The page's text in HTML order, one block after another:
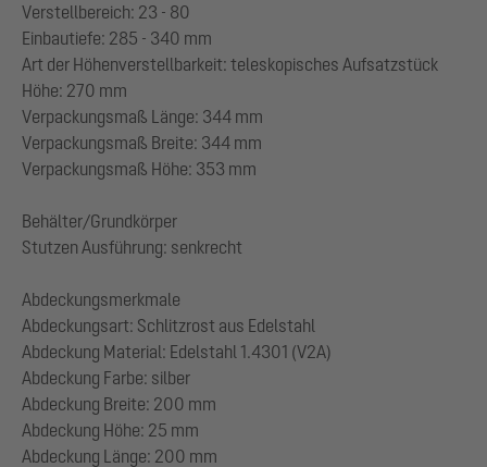
Verstellbereich: 23 - 80
Einbautiefe: 285 - 340 mm
Art der Höhenverstellbarkeit: teleskopisches Aufsatzstück
Höhe: 270 mm
Verpackungsmaß Länge: 344 mm
Verpackungsmaß Breite: 344 mm
Verpackungsmaß Höhe: 353 mm
Behälter/Grundkörper
Stutzen Ausführung: senkrecht
Abdeckungsmerkmale
Abdeckungsart: Schlitzrost aus Edelstahl
Abdeckung Material: Edelstahl 1.4301 (V2A)
Abdeckung Farbe: silber
Abdeckung Breite: 200 mm
Abdeckung Höhe: 25 mm
Abdeckung Länge: 200 mm